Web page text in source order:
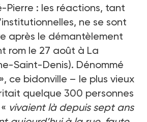
Pierre : les réactions, tant
ne se sont
après le démantèlement
rom le 27 août à La
Saint-Denis). Dénommé
ce bidonville – le plus vieux
quelque 300 personnes
vivaient là depuis sept ans